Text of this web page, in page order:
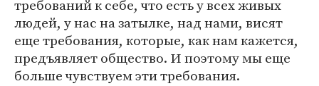
требований к себе, что есть у всех живых
людей, у нас на затылке, над нами, висят
еще требования, которые, как нам кажется,
предъявляет общество. И поэтому мы еще
больше чувствуем эти требования.